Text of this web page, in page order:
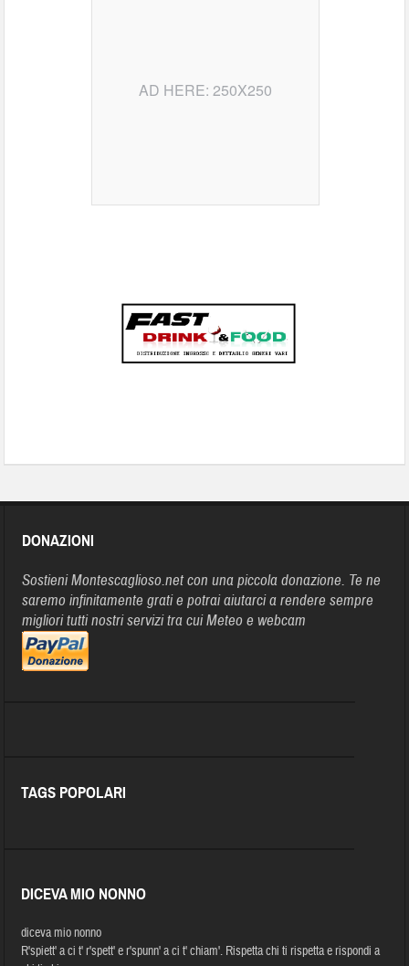
AD HERE: 250X250
DONAZIONI
Sostieni Montescaglioso.net con una piccola donazione. Te ne
saremo infinitamente grati e potrai aiutarci a rendere sempre
migliori tutti nostri servizi tra cui Meteo e webcam
TAGS POPOLARI
DICEVA MIO NONNO
diceva mio nonno
R'spiett' a ci t' r'spett' e r'spunn' a ci t' chiam'. Rispetta chi ti rispetta e rispondi a